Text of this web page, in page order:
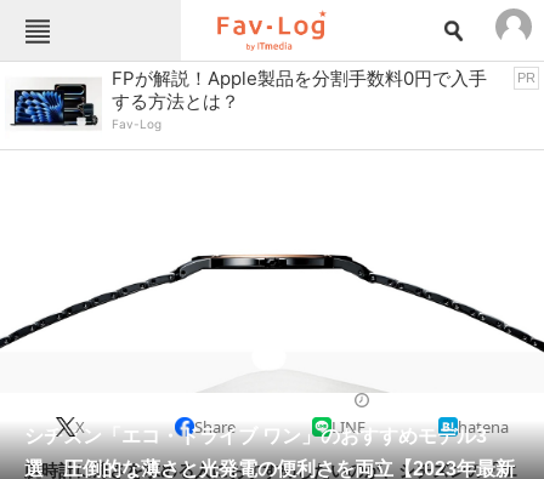
Fav-Logカテゴリー一覧
TOP
インテリア・収納 おもちゃ・ホビー
コンテンツ・サービス スイーツ・お菓子
スポーツ・レジャー
ファッション
ペット 家電
FPが解説！Apple製品を分割手数料0円で入手
する方法とは？
Fav-Log
PR
シチズン「エコ・ドライブ ワン」のおすすめモデル3
選 圧倒的な薄さと光発電の便利さを両立【2023年最新
X Share LINE hatena
腕時計に薄さを求める人におすすめしたいのが、シチズンの「エ